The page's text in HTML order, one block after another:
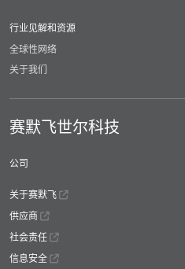
行业见解和资源
全球性网络
关于我们
赛默飞世尔科技
公司
关于赛默飞
供应商
社会责任
信息安全